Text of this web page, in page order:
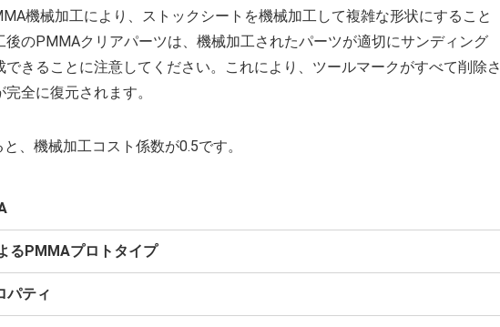
機械加工により、ストックシートを機械加工して複雑な形状にすること
のPMMAクリアパーツは、機械加工されたパーツが適切にサンディング
きることに注意してください。これにより、ツールマークがすべて削除さ
全に復元されます。
、機械加工コスト係数が0.5です。
るPMMAプロトタイプ
パティ